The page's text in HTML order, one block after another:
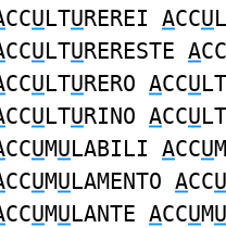
CCULTUREREI ACCU
CCULTURERESTE ACC
CCULTURERO ACCULT
CCULTURINO ACCULT
CCUMULABILI ACCUM
CCUMULAMENTO ACCU
CCUMULANTE ACCUMU